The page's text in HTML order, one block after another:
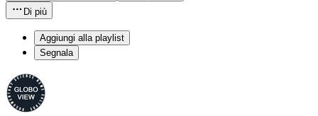
Di più
Aggiungi alla playlist
Segnala